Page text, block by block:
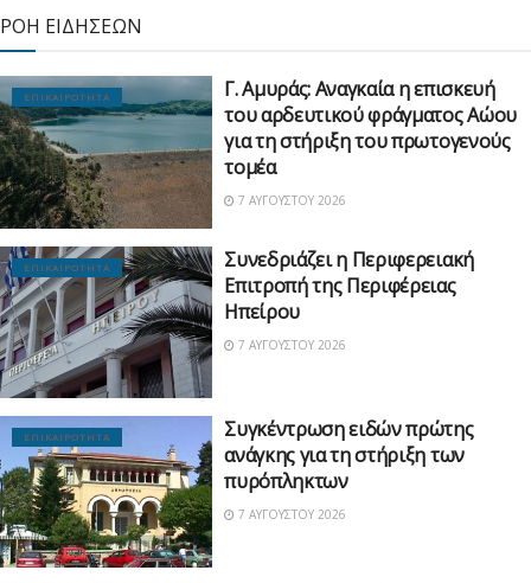
ΡΟΗ ΕΙΔΗΣΕΩΝ
ΕΠΙΚΑΙΡΟΤΗΤΑ
Γ. Αμυράς: Αναγκαία η επισκευή
του αρδευτικού φράγματος Αώου
για τη στήριξη του πρωτογενούς
τομέα
7 ΑΥΓΟΎΣΤΟΥ 2026
ΕΠΙΚΑΙΡΟΤΗΤΑ
Συνεδριάζει η Περιφερειακή
Επιτροπή της Περιφέρειας
Ηπείρου
7 ΑΥΓΟΎΣΤΟΥ 2026
ΕΠΙΚΑΙΡΟΤΗΤΑ
Συγκέντρωση ειδών πρώτης
ανάγκης για τη στήριξη των
πυρόπληκτων
7 ΑΥΓΟΎΣΤΟΥ 2026